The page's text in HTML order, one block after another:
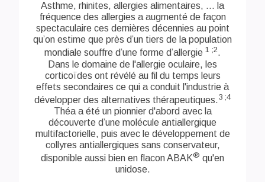
Asthme, rhinites, allergies alimentaires, ... la
fréquence des allergies a augmenté de façon
spectaculaire ces dernières décennies au point
qu’on estime que près d’un tiers de la population
mondiale souffre d’une forme d’allergie 1 ;2.
Dans le domaine de l'allergie oculaire, les
corticoïdes ont révélé au fil du temps leurs
effets secondaires ce qui a conduit l'industrie à
développer des alternatives thérapeutiques.3 ;4
Théa a été un pionnier d'abord avec la
découverte d’une molécule antiallergique
multifactorielle, puis avec le développement de
collyres antiallergiques sans conservateur,
disponible aussi bien en flacon ABAK® qu'en
unidose.